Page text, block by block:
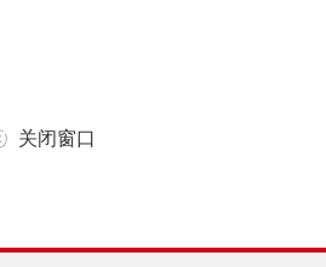
关闭窗口